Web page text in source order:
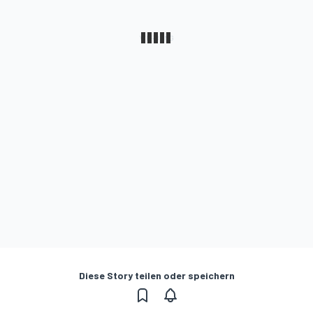
Diese Story teilen oder speichern